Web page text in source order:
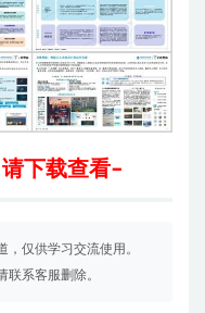
下载查看–
，仅供学习交流使用。
联系客服删除。